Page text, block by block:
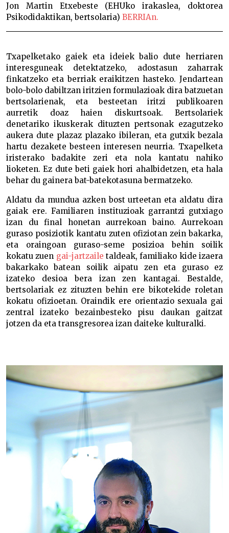
Jon Martin Etxebeste (EHUko irakaslea, doktorea
Psikodidaktikan, bertsolaria) BERRIAn.
Txapelketako gaiek eta ideiek balio dute herriaren
interesguneak detektatzeko, adostasun zaharrak
finkatzeko eta berriak eraikitzen hasteko. Jendartean
bolo-bolo dabiltzan iritzien formulazioak dira batzuetan
bertsolarienak, eta besteetan iritzi publikoaren
aurretik doaz haien diskurtsoak. Bertsolariek
denetariko ikuskerak dituzten pertsonak ezagutzeko
aukera dute plazaz plazako ibileran, eta gutxik bezala
hartu dezakete besteen interesen neurria. Txapelketa
iristerako badakite zeri eta nola kantatu nahiko
lioketen. Ez dute beti gaiek hori ahalbidetzen, eta hala
behar du gainera bat-batekotasuna bermatzeko.
Aldatu da mundua azken bost urteetan eta aldatu dira
gaiak ere. Familiaren instituzioak garrantzi gutxiago
izan du final honetan aurrekoan baino. Aurrekoan
guraso posiziotik kantatu zuten ofiziotan zein bakarka,
eta oraingoan guraso-seme posizioa behin soilik
kokatu zuen gai-jartzaile taldeak, familiako kide izaera
bakarkako batean soilik aipatu zen eta guraso ez
izateko desioa bera izan zen kantagai. Bestalde,
bertsolariak ez zituzten behin ere bikotekide roletan
kokatu ofizioetan. Oraindik ere orientazio sexuala gai
zentral izateko bezainbesteko pisu daukan gaitzat
jotzen da eta transgresorea izan daiteke kulturalki.